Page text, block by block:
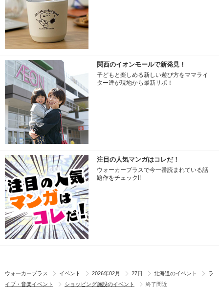
関西のイオンモールで新発見！
子どもと楽しめる新しい遊び方をママライ
ター達が現地から最新リポ！
注目の人気マンガはコレだ！
ウォーカープラスで今一番読まれている話
題作をチェック!!
ウォーカープラス イベント 2026年02月 27日 北海道のイベント
ラ
イブ・音楽イベント
ショッピング施設のイベント 終了間近